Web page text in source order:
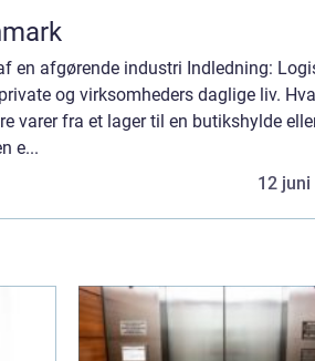
en afgørende industri Indledning:
og virksomheders daglige liv.
varer fra et lager til en butikshylde
e...
12 juni